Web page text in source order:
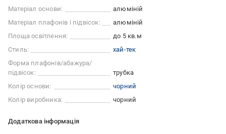
Матеріал основи:
алюміній
Матеріал плафонів і підвісок:
алюміній
Площа освітлення:
до 5 кв.м
Стиль:
хай-тек
Форма плафонів/абажура/
підвісок:
трубка
Колір основи:
чорний
Колір виробника:
чорний
Додаткова інформація